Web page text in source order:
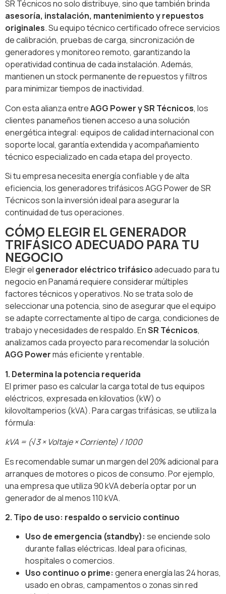
SR Técnicos no solo distribuye, sino que también brinda
asesoría, instalación, mantenimiento y repuestos
originales. Su equipo técnico certificado ofrece servicios
de calibración, pruebas de carga, sincronización de
generadores y monitoreo remoto, garantizando la
operatividad continua de cada instalación. Además,
mantienen un stock permanente de repuestos y filtros
para minimizar tiempos de inactividad.
Con esta alianza entreAGG Power y SR Técnicos, los
clientes panameños tienen acceso a una solución
energética integral: equipos de calidad internacional con
soporte local, garantía extendida y acompañamiento
técnico especializado en cada etapa del proyecto.
Si tu empresa necesita energía confiable y de alta
eficiencia, los generadores trifásicos AGG Power de SR
Técnicos son la inversión ideal para asegurar la
continuidad de tus operaciones.
CÓMO ELEGIR EL GENERADOR
TRIFÁSICO ADECUADO PARA TU
NEGOCIO
Elegir el generador eléctrico trifásicoadecuado para tu
negocio en Panamá requiere considerar múltiples
factores técnicos y operativos. No se trata solo de
seleccionar una potencia, sino de asegurar que el equipo
se adapte correctamente al tipo de carga, condiciones de
trabajo y necesidades de respaldo. EnSR Técnicos,
analizamos cada proyecto para recomendar la solución
AGG Powermás eficiente y rentable.
1. Determina la potencia requerida
El primer paso es calcular la carga total de tus equipos
eléctricos, expresada en kilovatios (kW) o
kilovoltamperios (kVA). Para cargas trifásicas, se utiliza la
fórmula:
kVA = (√3 × Voltaje × Corriente) / 1000
Es recomendable sumar un margen del 20% adicional para
arranques de motores o picos de consumo. Por ejemplo,
una empresa que utiliza 90 kVA debería optar por un
generador de al menos 110 kVA.
2. Tipo de uso: respaldo o servicio continuo
Uso de emergencia (standby): se enciende solo
durante fallas eléctricas. Ideal para oficinas,
hospitales o comercios.
Uso continuo o prime: genera energía las 24 horas,
usado en obras, campamentos o zonas sin red